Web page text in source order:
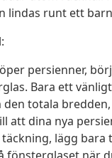
lindas runt ett
persienner,
Bara ett
den totala
att dina nya
lägg bara